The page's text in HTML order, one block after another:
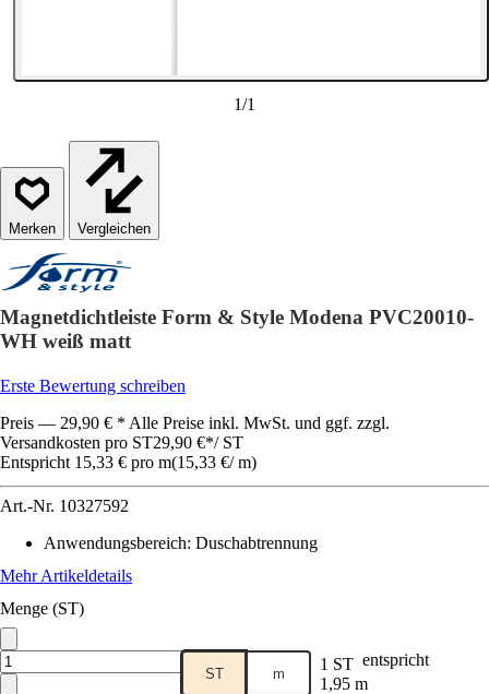
1/1
Vergleichen
Magnetdichtleiste Form & Style Modena PVC20010-
WH weiß matt
Erste Bewertung schreiben
Preis — 29,90 € * Alle Preise inkl. MwSt. und ggf. zzgl.
Versandkosten pro ST29,90 €*/ ST
Entspricht 15,33 € pro m(15,33 €/ m)
Art.-Nr. 10327592
Anwendungsbereich: Duschabtrennung
Mehr Artikeldetails
Menge (ST)
ST m 1 ST entspricht
1,95 m